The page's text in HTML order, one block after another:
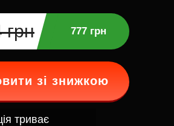
грн 777 грн
зі знижкою
триває